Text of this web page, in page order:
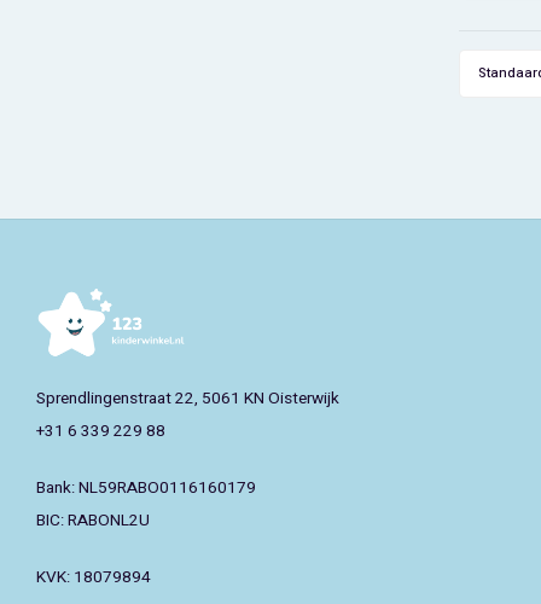
en
Sprendlingenstraat 22, 5061 KN Oisterwijk
+31 6 339 229 88
Bank: NL59RABO0116160179
BIC: RABONL2U
KVK: 18079894